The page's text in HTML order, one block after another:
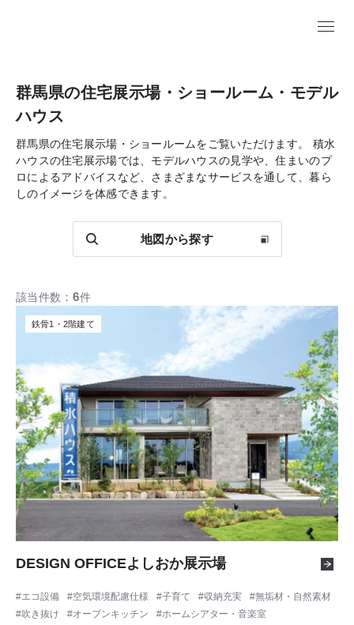
群馬県の住宅展示場・ショールーム・モデル
ハウス
群馬県の住宅展示場・ショールームをご覧いただけます。
積水
ハウスの住宅展示場では、モデルハウスの見学や、住まいのプ
ロによるアドバイスなど、さまざまなサービスを通して、暮ら
しのイメージを体感できます。
地図から探す
該当件数 6件
DESIGN OFFICEよしおか展示場
鉄骨1・2階建て
エコ設備 空気環境配慮仕様 子育て 収納充実
無垢材・自然素材
吹き抜け
オープンキッチン
ホームシアター・音楽室